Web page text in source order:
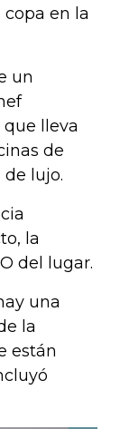
en la
un
lleva
de
lujo.
la
del lugar.
una
la
están